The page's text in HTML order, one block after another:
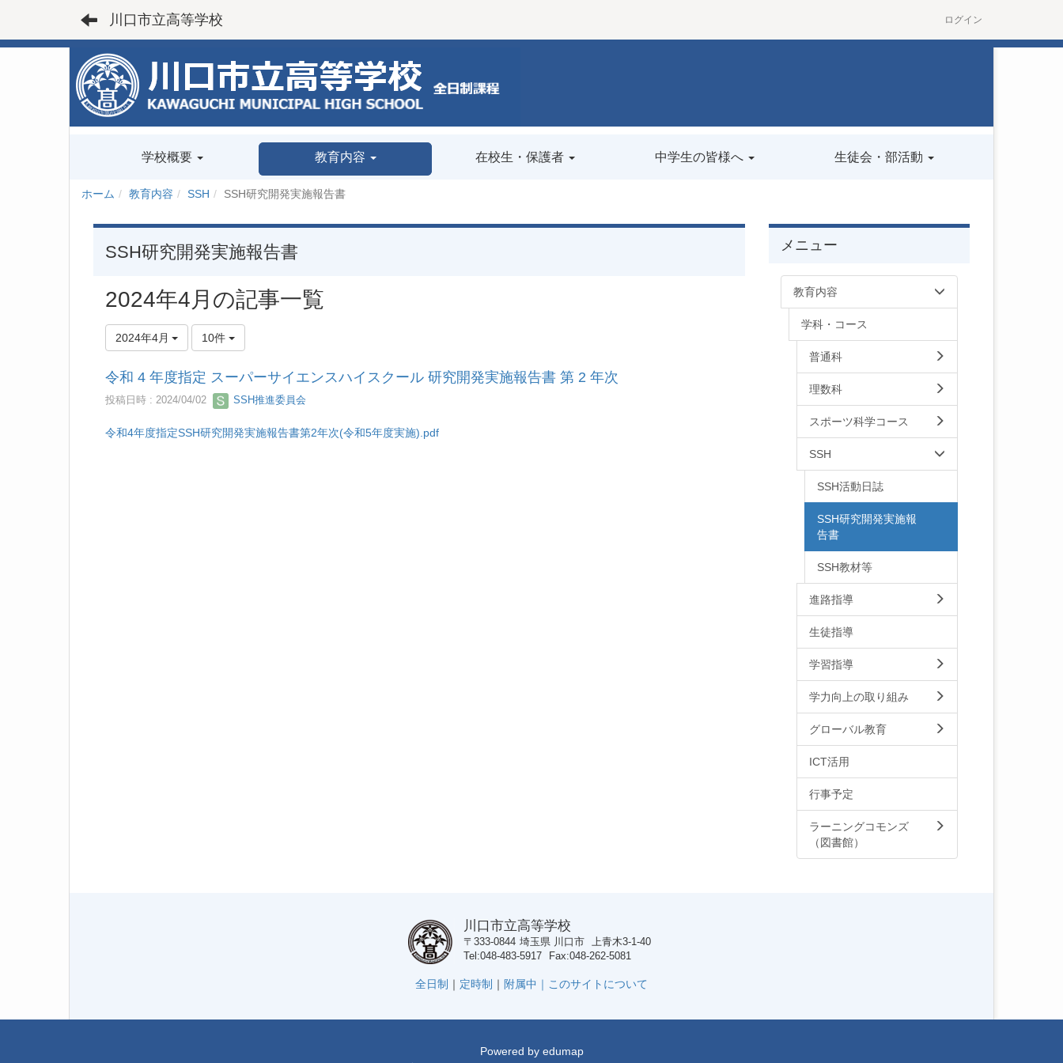
川口市立高等学校 ログイン
学校概要 教育内容 在校生・保護者 中学生の皆様へ 生徒会・部活動
ホーム 教育内容 SSH SSH研究開発実施報告書
SSH研究開発実施報告書
2024年4月の記事一覧
2024年4月 10件
令和 4 年度指定 スーパーサイエンスハイスクール 研究開発実施報告書 第 2 年次
投稿日時 : 2024/04/02 SSH推進委員会
令和4年度指定SSH研究開発実施報告書第2年次(令和5年度実施).pdf
メニュー
教育内容
学科・コース
普通科
理数科
スポーツ科学コース
SSH
SSH活動日誌
SSH研究開発実施報
告書
SSH教材等
進路指導
生徒指導
学習指導
学力向上の取り組み
グローバル教育
ICT活用
行事予定
ラーニングコモンズ
（図書館）
川口市立高等学校
〒333-0844 埼玉県 川口市 上青木3-1-40
Tel 048-483-5917 Fax 048-262-5081
全日制 ｜ 定時制 ｜ 附属中｜ このサイトについて
Powered by edumap